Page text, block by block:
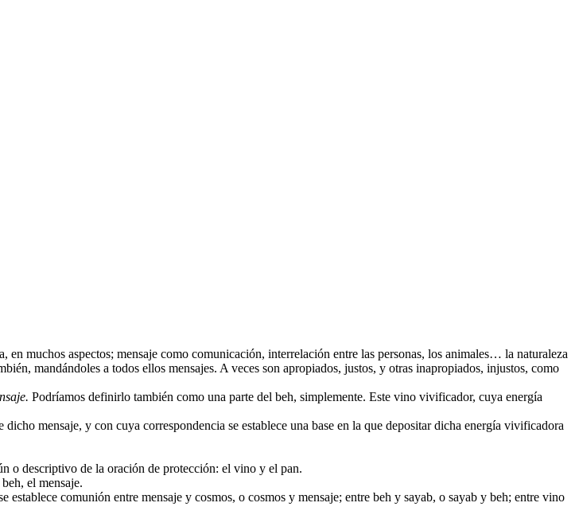
muchos aspectos; mensaje como comunicación, interrelación entre las personas, los animales… la naturaleza
mandándoles a todos ellos mensajes. A veces son apropiados, justos, y otras inapropiados, injustos, como
Podríamos definirlo también como una parte del beh, simplemente. Este vino vivificador, cuya energía
mensaje, y con cuya correspondencia se establece una base en la que depositar dicha energía vivificadora
o descriptivo de la oración de protección: el vino y el pan.
el mensaje.
comunión entre mensaje y cosmos, o cosmos y mensaje; entre beh y sayab, o sayab y beh; entre vino